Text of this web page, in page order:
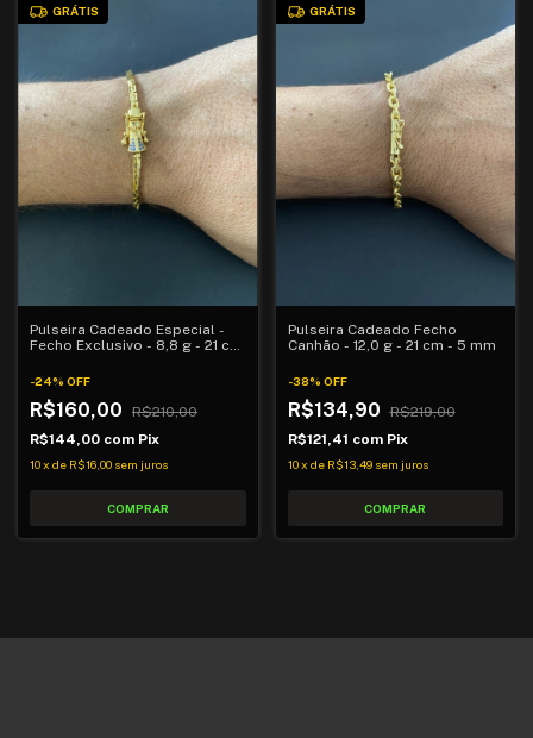
GRÁTIS
Pulseira Cadeado Especial -
Fecho Exclusivo - 8,8 g - 21 cm
-24% OFF
R$160,00
R$210,00
R$144,00 com Pix
10x de R$16,00 sem juros
GRÁTIS
Pulseira Cadeado Fecho
Canhão - 12,0 g - 21 cm - 5 mm
-38% OFF
R$134,90
R$219,00
R$121,41 com Pix
10 x de R$13,49 sem juros